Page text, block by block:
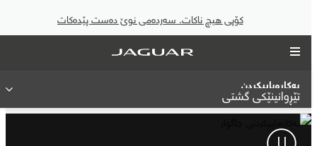
کۆپی هیچ ناکات. سەردەمی نوێ دەست پێدەکات
بەکارەباییکردن
تێڕوانینێکی گشتی